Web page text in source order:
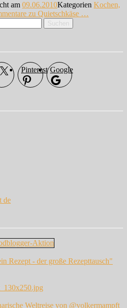
am 09.06.2010Kategorien Kochen,
zu Quietschkäse …
Suchen
Pinterest Google